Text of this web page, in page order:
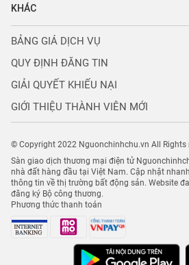
KHÁC
BẢNG GIÁ DỊCH VỤ
QUY ĐỊNH ĐĂNG TIN
GIẢI QUYẾT KHIẾU NẠI
GIỚI THIỆU THÀNH VIÊN MỚI
© Copyright 2022 Nguonchinhchu.vn All Rights
Sàn giao dịch thương mại điện tử
nhà đất hàng đầu tại Việt Nam. Cập nhật
thông tin về thị trường bất động sản. Website
đăng ký Bộ công thương.
Phương thức thanh toán